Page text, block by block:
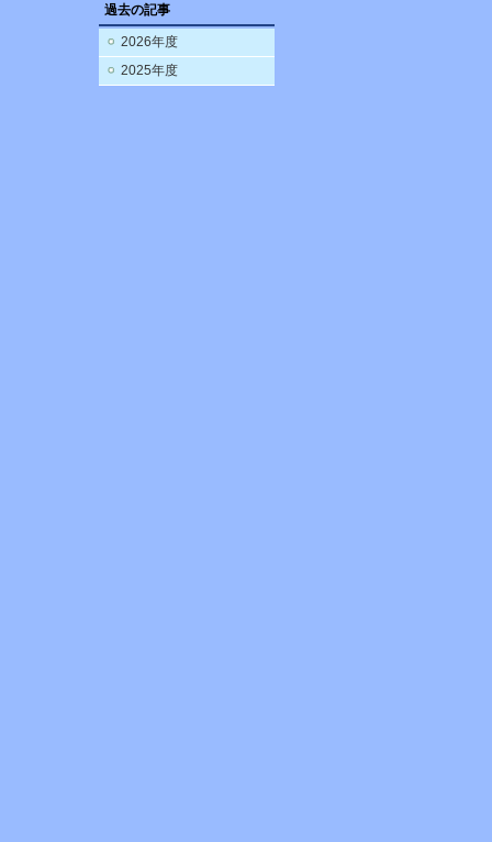
過去の記事
2026年度
2025年度